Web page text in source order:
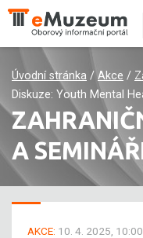
Úvodní stránka / Akce /
Diskuze: Youth Mental
A
AKCE: 10. 4. 2025,